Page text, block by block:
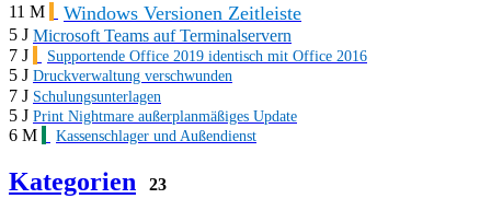
11 M Windows Versionen Zeitleiste
5 J Microsoft Teams auf Terminalservern
7 J
Supportende Office 2019 identisch mit Office 2016
5 J Druckverwaltung verschwunden
7 J Schulungsunterlagen
5 J Print Nightmare außerplanmäßiges Update
6 M Kassenschlager und Außendienst
Kategorien 23